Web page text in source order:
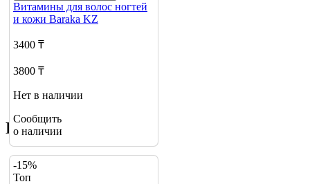
Витамины для волос ногтей
и кожи Baraka KZ
3400 ₸
3800 ₸
Нет в наличии
Сообщить
о наличии
Похожие товары
-15%
Топ